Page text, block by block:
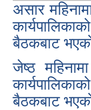
असार
बैठकबाट
जेष्ठ
बैठकबाट